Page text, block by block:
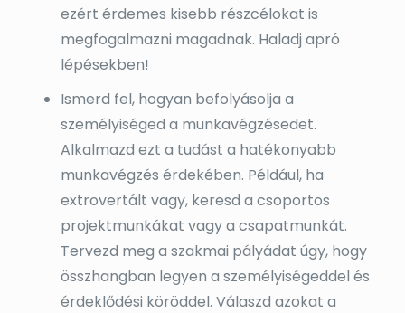
ezért érdemes kisebb részcélokat is
megfogalmazni magadnak. Haladj apró
lépésekben!
Ismerd fel, hogyan befolyásolja a
személyiséged a munkavégzésedet.
Alkalmazd ezt a tudást a hatékonyabb
munkavégzés érdekében. Például, ha
extrovertált vagy, keresd a csoportos
projektmunkákat vagy a csapatmunkát.
Tervezd meg a szakmai pályádat úgy, hogy
összhangban legyen a személyiségeddel és
érdeklődési köröddel. Válaszd azokat a